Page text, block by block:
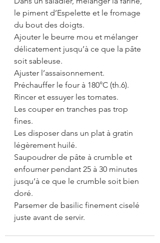
le piment d’Espelette et le fromage
du bout des doigts.
Ajouter le beurre mou et mélanger
délicatement jusqu’à ce que la pâte
soit sableuse.
Ajuster l’assaisonnement.
Préchauffer le four à 180°C (th.6).
Rincer et essuyer les tomates.
Les couper en tranches pas trop
fines.
Les disposer dans un plat à gratin
légèrement huilé.
Saupoudrer de pâte à crumble et
enfourner pendant 25 à 30 minutes
jusqu’à ce que le crumble soit bien
doré.
Parsemer de basilic finement ciselé
juste avant de servir.